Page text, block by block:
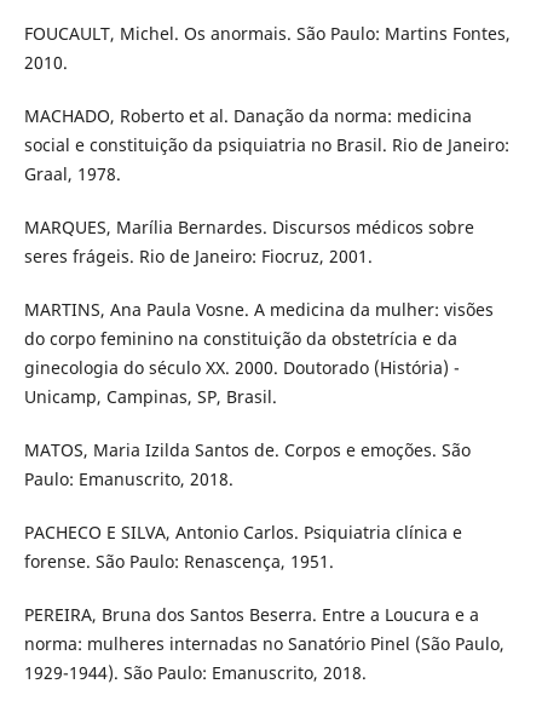
FOUCAULT, Michel. Os anormais. São Paulo: Martins Fontes,
2010.
MACHADO, Roberto et al. Danação da norma: medicina
social e constituição da psiquiatria no Brasil. Rio de Janeiro:
Graal, 1978.
MARQUES, Marília Bernardes. Discursos médicos sobre
seres frágeis. Rio de Janeiro: Fiocruz, 2001.
MARTINS, Ana Paula Vosne. A medicina da mulher: visões
do corpo feminino na constituição da obstetrícia e da
ginecologia do século XX. 2000. Doutorado (História) -
Unicamp, Campinas, SP, Brasil.
MATOS, Maria Izilda Santos de. Corpos e emoções. São
Paulo: Emanuscrito, 2018.
PACHECO E SILVA, Antonio Carlos. Psiquiatria clínica e
forense. São Paulo: Renascença, 1951.
PEREIRA, Bruna dos Santos Beserra. Entre a Loucura e a
norma: mulheres internadas no Sanatório Pinel (São Paulo,
1929-1944). São Paulo: Emanuscrito, 2018.